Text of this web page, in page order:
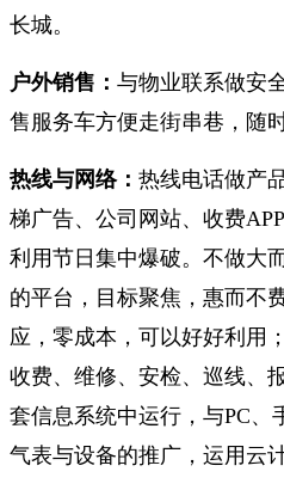
长城。
户外销售： 与物业联系做安
售服务车方便走街串巷，随
热线与网络： 热线电话做产
梯广告、公司网站、收费
利用节日集中爆破。不做大
的平台，目标聚焦，惠而不
应，零成本，可以好好利用
收费、维修、安检、巡线、
套信息系统中运行，与PC、
气表与设备的推广，运用云